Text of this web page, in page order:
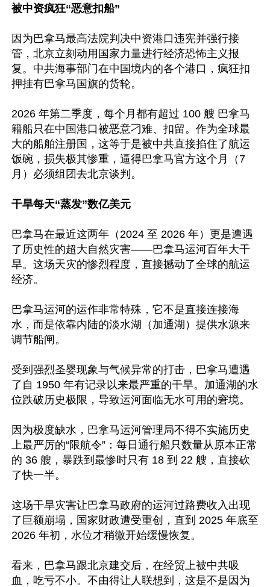
被中资疯狂“恶意扣船”
因为巴拿马最高法院判决中资港口违宪并强行接
管，北京立刻动用国家力量进行经济恐怖主义报
复。中共海事部门在中国境内的各个港口，疯狂扣
押挂有巴拿马国旗的货轮。
2026 年第二季度，每个月都有超过 100 艘 巴拿马
籍船只在中国港口被恶意刁难、扣留。作为全球最
大的船舶注册国，这等于是被中共直接掐住了航运
饭碗，损失极其惨重，逼得巴拿马官方这个月（7
月）必须组团去北京谈判。
干旱每天“蒸发”数亿美元
巴拿马在最近这两年（2024 至 2026 年）更是遭遇
了历史性的超大自然灾害——巴拿马运河百年大干
旱。这场天灾的惨烈程度，直接撼动了全球的航运
经济。
巴拿马运河的运作非常特殊，它不是直接连接海
水，而是依靠内陆的淡水湖（加通湖）提供水源来
调节船闸。
受到强烈圣婴现象与气候异常的打击，巴拿马遭遇
了自 1950 年有记录以来最严重的干旱。加通湖的水
位跌破历史极限，导致运河面临无水可用的窘境。
因为极度缺水，巴拿马运河管理局不得不实施历史
上最严厉的“限航令”：每日通行船只数量从原本正常
的 36 艘，暴跌到最惨时只有 18 到 22 艘，直接砍
了快一半。
这场干旱灾害让巴拿马政府的运河过路费收入出现
了巨额崩塌，国家财政遭受重创，直到 2025 年底至
2026 年初，水位才稍微开始缓慢恢复。
看来，巴拿马跟北京建交后，在经贸上被中共吸
血，吃亏不小。不由得让人联想到，这是不是因为